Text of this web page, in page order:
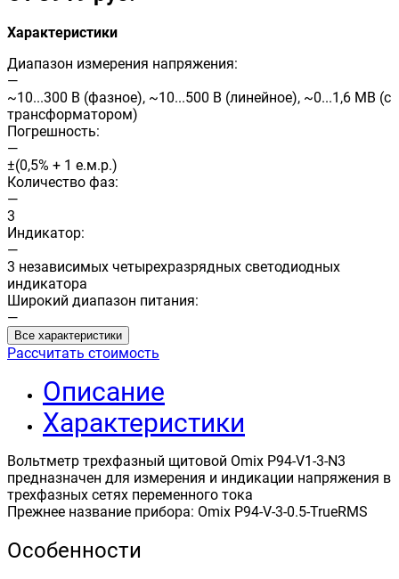
Характеристики
Диапазон измерения напряжения:
—
~10...300 В (фазное), ~10...500 В (линейное), ~0...1,6 МВ (с
трансформатором)
Погрешность:
—
±(0,5% + 1 е.м.р.)
Количество фаз:
—
3
Индикатор:
—
3 независимых четырехразрядных светодиодных
индикатора
Широкий диапазон питания:
—
Все характеристики
Рассчитать стоимость
Описание
Характеристики
Вольтметр трехфазный щитовой Omix P94-V1-3-N3
предназначен для измерения и индикации напряжения в
трехфазных сетях переменного тока
Прежнее название прибора: Omix P94-V-3-0.5-TrueRMS
Особенности